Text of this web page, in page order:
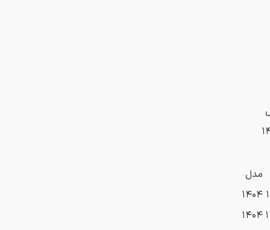
مدل
۱۴۰۴
۱۴۰۴